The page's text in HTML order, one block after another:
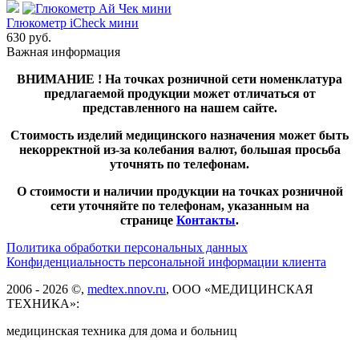
Глюкометр iCheсk мини
630 руб.
Важная информация
ВНИМАНИЕ ! На точках розничной сети номенклатура
предлагаемой продукции может отличаться от
представленного на нашем сайте.
Стоимость изделий медицинского назначения может быть
некорректной из-за колебания валют, большая просьба
уточнять по телефонам.
О стоимости и наличии продукции на точках розничной
сети уточняйте по телефонам, указанным на
странице Контакты.
Политика обработки персональных данных
Конфиденциальность персональной информации клиента
2006 - 2026 ©, medtex.nnov.ru, ООО «МЕДИЦИНСКАЯ
ТЕХНИКА»:
медицинская техника для дома и больниц